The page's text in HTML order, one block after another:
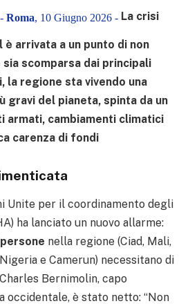
Roma, 10 Giugno 2026 - La crisi
è arrivata a un punto di non
scomparsa dai principali
la regione sta vivendo una
gravi del pianeta, spinta da un
armati, cambiamenti climatici
carenza di fondi
Unite per il coordinamento degli
ha lanciato un nuovo allarme:
nella regione (Ciad, Mali,
e Camerun) necessitano di
Bernimolin, capo
occidentale, è stato netto: “Non